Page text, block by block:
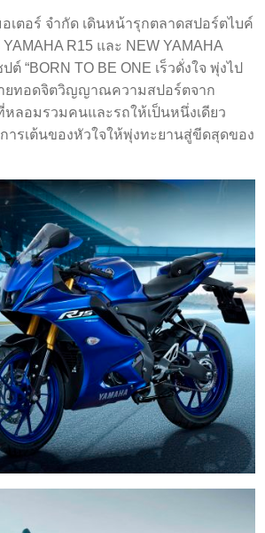
เตอร์ จำกัด เดินหน้ารุกตลาดสปอร์ตไบค์
R15 และ NEW YAMAHA
ต์ “BORN TO BE ONE เร็วดั่งใจ พุ่งไป
ยทอดจิตวิญญาณความสปอร์ตจาก
หลอมรวมคนและรถให้เป็นหนึ่งเดียว
ารเต้นของหัวใจให้พุ่งทะยานสู่ขีดสุดของ